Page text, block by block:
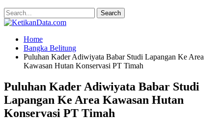
Home
Bangka Belitung
Puluhan Kader Adiwiyata Babar Studi Lapangan Ke Area
Kawasan Hutan Konservasi PT Timah
Puluhan Kader Adiwiyata Babar Studi
Lapangan Ke Area Kawasan Hutan
Konservasi PT Timah